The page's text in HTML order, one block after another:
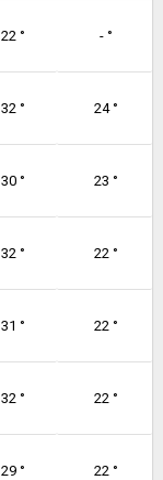
22 ° - °
32 ° 24 °
30 ° 23 °
32 ° 22 °
31 ° 22 °
32 ° 22 °
29 ° 22 °